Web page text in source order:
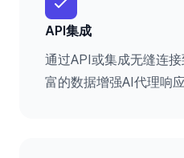
API集成
通过API或集成无缝连
富的数据增强AI代理响应